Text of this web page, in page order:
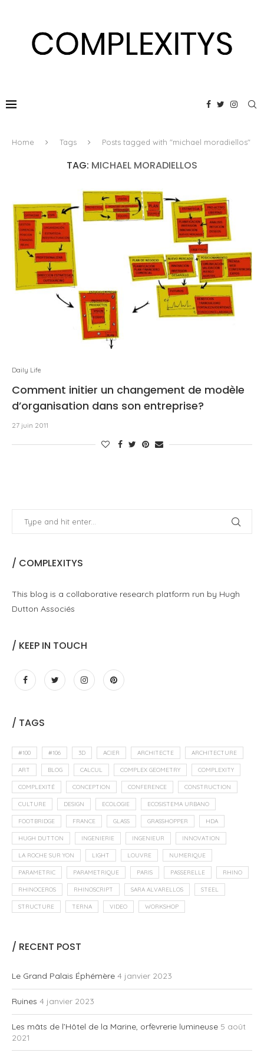
Home Tags Posts tagged with "michael moradiellos"
TAG: MICHAEL MORADIELLOS
Daily Life
Comment initier un changement de modèle
d’organisation dans son entreprise?
27 juin 2011
/ COMPLEXITYS
This blog is a collaborative research platform run by Hugh
Dutton Associés
/ KEEP IN TOUCH
/ TAGS
#100 #106 3D ACIER ARCHITECTE ARCHITECTURE
ART BLOG CALCUL COMPLEX GEOMETRY COMPLEXITY
COMPLEXITÉ CONCEPTION CONFERENCE CONSTRUCTION
CULTURE DESIGN ECOLOGIE ECOSISTEMA URBANO
FOOTBRIDGE FRANCE GLASS GRASSHOPPER HDA
HUGH DUTTON INGENIERIE INGENIEUR INNOVATION
LA ROCHE SUR YON LIGHT LOUVRE NUMERIQUE
PARAMETRIC PARAMETRIQUE PARIS PASSERELLE RHINO
RHINOCEROS RHINOSCRIPT SARA ALVARELLOS STEEL
STRUCTURE TERNA VIDEO WORKSHOP
/ RECENT POST
Le Grand Palais Éphémère 4 janvier 2023
Ruines 4 janvier 2023
Les mâts de l’Hôtel de la Marine, orfèvrerie lumineuse 5 août
2021